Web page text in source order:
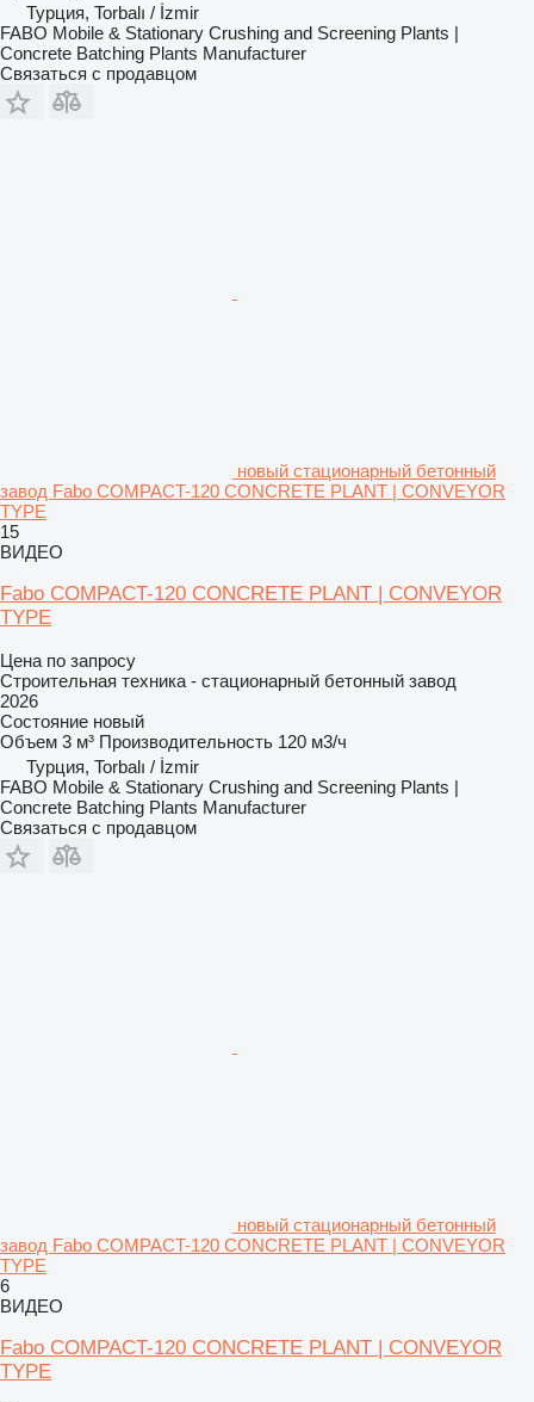
Турция, Torbalı / İzmir
FABO Mobile & Stationary Crushing and Screening Plants |
Concrete Batching Plants Manufacturer
Связаться с продавцом
новый стационарный бетонный
завод Fabo COMPACT-120 CONCRETE PLANT | CONVEYOR
TYPE
15
ВИДЕО
Fabo COMPACT-120 CONCRETE PLANT | CONVEYOR
TYPE
Цена по запросу
Строительная техника - стационарный бетонный завод
2026
Состояние новый
Объем 3 м³ Производительность 120 м3/ч
Турция, Torbalı / İzmir
FABO Mobile & Stationary Crushing and Screening Plants |
Concrete Batching Plants Manufacturer
Связаться с продавцом
новый стационарный бетонный
завод Fabo COMPACT-120 CONCRETE PLANT | CONVEYOR
TYPE
6
ВИДЕО
Fabo COMPACT-120 CONCRETE PLANT | CONVEYOR
TYPE